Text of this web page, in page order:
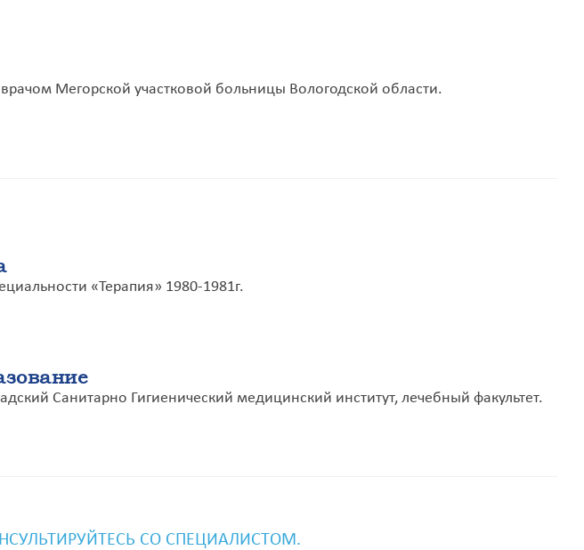
Мегорской участковой больницы Вологодской области.
«Терапия» 1980-1981г.
Санитарно Гигиенический медицинский институт, лечебный факультет.
СО СПЕЦИАЛИСТОМ.